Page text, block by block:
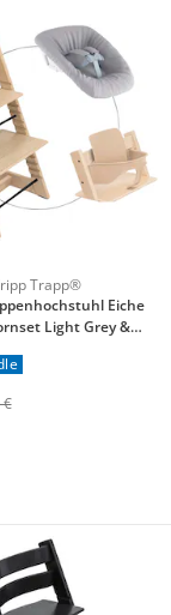
Trapp®
Eiche
Light Grey &
€